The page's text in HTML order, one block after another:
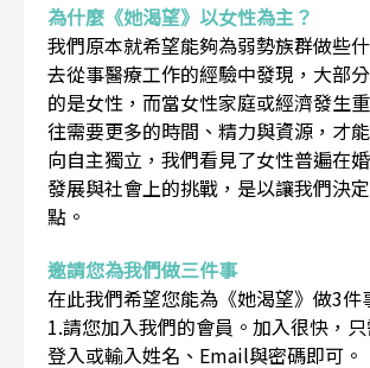
為什麼《她渴望》以女性為主？
我們原本就希望能夠為弱勢族群做些
去從事醫療工作的經驗中發現，大部
的是女性，而當女性家庭或經濟發生
往需要更多的時間、精力與資源，才
向自主獨立，我們看見了女性普遍在
發展與社會上的挑戰，是以讓我們決
點。
邀請您為我們做三件事
在此我們希望您能為《她渴望》做3件
1.請您加入我們的會員。加入很快，
登入或輸入姓名、Email與密碼即可。